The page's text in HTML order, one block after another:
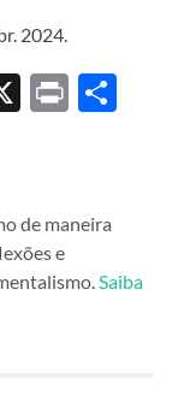
2024.
X Print
de maneira
e
Saiba